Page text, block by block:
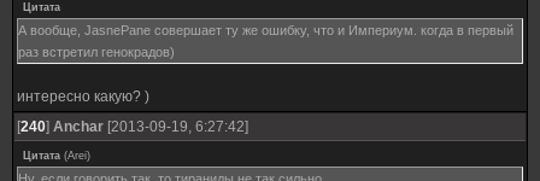
Цитата
А вообще, JasnePane совершает ту же ошибку, что и Империум. когда в первый
раз встретил генокрадов)
интересно какую? )
[240] Anchar [2013-09-19, 6:27:42]
Цитата (Arei)